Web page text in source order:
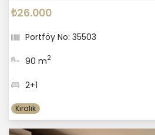
₺26.000
Portföy No: 35503
90 m2
2+1
Kiralık